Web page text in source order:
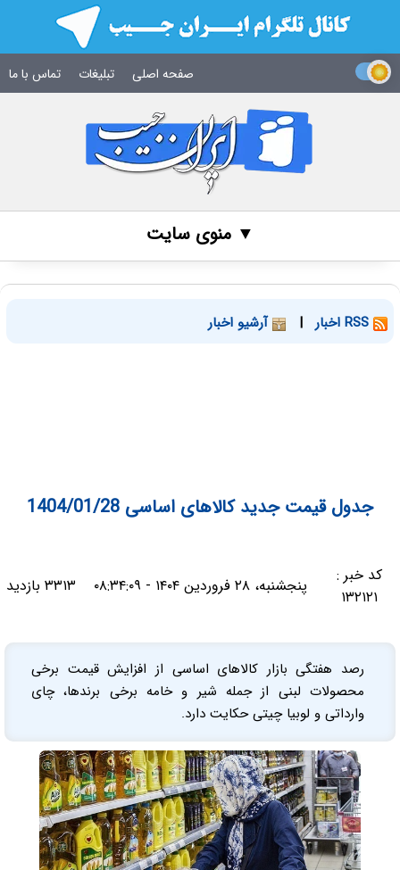
صفحه اصلی تبلیغات تماس با ما
▼ منوی سایت
| آرشیو اخبار
جدول قیمت جدید کالاهای اساسی 1404/01/28
کد خبر :
۱۳۲۱۲۱
پنجشنبه، ۲۸ فروردین ۱۴۰۴ - ۰۸:۳۴:۰۹ ۳۳۱۳ بازدید
رصد هفتگی بازار کالاهای اساسی از افزایش قیمت برخی
محصولات لبنی از جمله شیر و خامه برخی برندها، چای
وارداتی و لوبیا چیتی حکایت دارد.